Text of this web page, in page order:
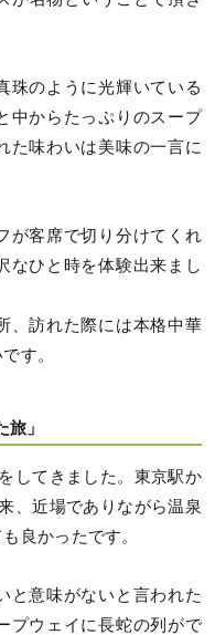
珠のように光輝いている
中からたっぷりのスープ
た味わいは美味の一言に
が客席で切り分けてくれ
なひと時を体験出来まし
、訪れた際には本格中華
す。
」
してきました。東京駅か
、近場でありながら温泉
良かったです。
と意味がないと言われた
プウェイに長蛇の列がで